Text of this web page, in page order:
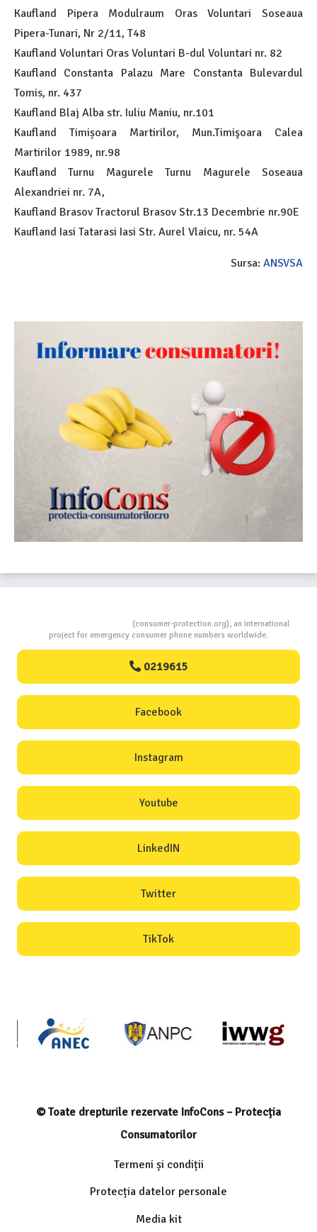
Kaufland Pipera Modulraum Oras Voluntari Soseaua
Pipera-Tunari, Nr 2/11, T48
Kaufland Voluntari Oras Voluntari B-dul Voluntari nr. 82
Kaufland Constanta Palazu Mare Constanta Bulevardul
Tomis, nr. 437
Kaufland Blaj Alba str. Iuliu Maniu, nr.101
Kaufland Timișoara Martirilor, Mun.Timişoara Calea
Martirilor 1989, nr.98
Kaufland Turnu Magurele Turnu Magurele Soseaua
Alexandriei nr. 7A,
Kaufland Brasov Tractorul Brasov Str.13 Decembrie nr.90E
Kaufland Iasi Tatarasi Iasi Str. Aurel Vlaicu, nr. 54A
Sursa: ANSVSA
(consumer-protection.org), an international
project for emergency consumer phone numbers worldwide.
0219615
Facebook
Instagram
Youtube
LinkedIN
Twitter
TikTok
© Toate drepturile rezervate InfoCons – Protecția
Consumatorilor
Termeni și condiții
Protecția datelor personale
Media kit